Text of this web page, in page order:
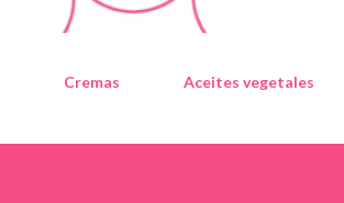
Cremas Aceites vegetales